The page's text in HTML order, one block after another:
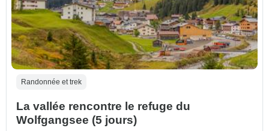
Randonnée et trek
La vallée rencontre le refuge du
Wolfgangsee (5 jours)